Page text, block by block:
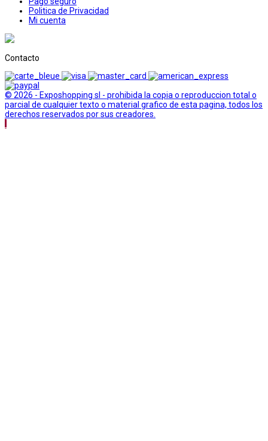
Politica de Privacidad
Mi cuenta
Contacto
© 2026 - Exposhopping sl - prohibida la copia o reproduccion total o
parcial de cualquier texto o material grafico de esta pagina, todos los
derechos reservados por sus creadores.